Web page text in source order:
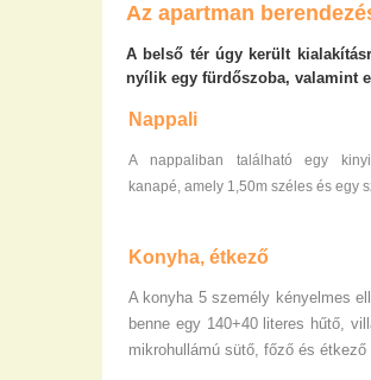
Az apartman
A belső tér úgy került
nyílik egy fürdőszoba, valamint
Nappali
A nappaliban található egy
kanapé, amely 1,50m széles és egy
Konyha, étkező
A konyha 5 személy kényelmes
benne egy 140+40 literes hűtő,
mikrohullámú sütő, főző és étkező